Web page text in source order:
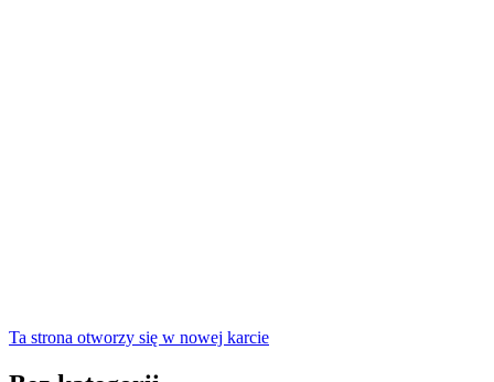
Ta strona otworzy się w nowej karcie